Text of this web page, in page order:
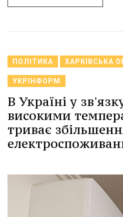
ПОЛІТИКА ХАРКІВСЬКА
УКРІНФОРМ
В Україні у
високими
триває